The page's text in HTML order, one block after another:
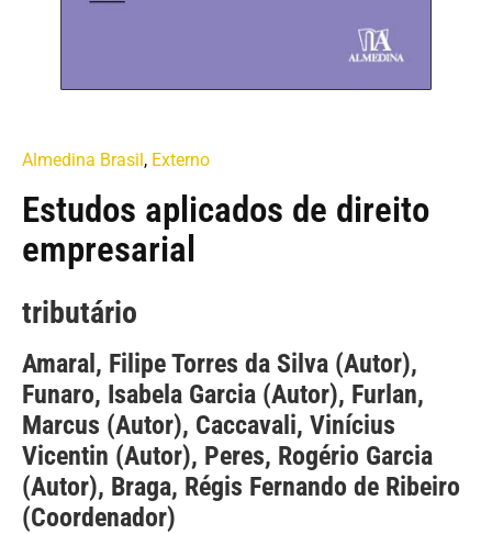
Almedina Brasil, Externo
Estudos aplicados de direito
empresarial
tributário
Amaral, Filipe Torres da Silva (Autor),
Funaro, Isabela Garcia (Autor), Furlan,
Marcus (Autor), Caccavali, Vinícius
Vicentin (Autor), Peres, Rogério Garcia
(Autor), Braga, Régis Fernando de Ribeiro
(Coordenador)